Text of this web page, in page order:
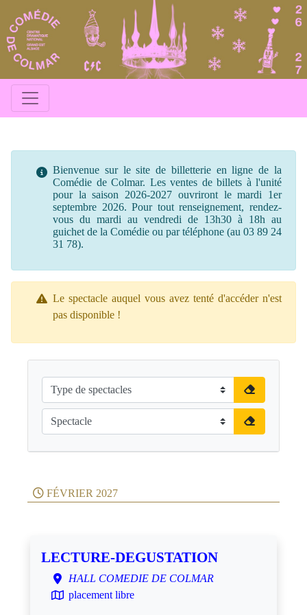
Bienvenue sur le site de billetterie en ligne de la
Comédie de Colmar. Les ventes de billets à l'unité
pour la saison 2026-2027 ouvriront le mardi 1er
septembre 2026. Pour tout renseignement, rendez-
vous du mardi au vendredi de 13h30 à 18h au
guichet de la Comédie ou par téléphone (au 03 89 24
31 78).
Le spectacle auquel vous avez tenté d'accéder n'est
pas disponible !
FÉVRIER 2027
LECTURE-DEGUSTATION
HALL COMEDIE DE COLMAR
placement libre